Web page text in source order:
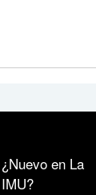
¿Nuevo en La
IMU?